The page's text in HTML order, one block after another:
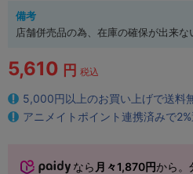
備考
店舗併売品の為、在庫の確保が出来な
5,610 円 税込
5,000円以上のお買い上げで送料
アニメイトポイント連携済みで2%
なら 月々1,870円から。